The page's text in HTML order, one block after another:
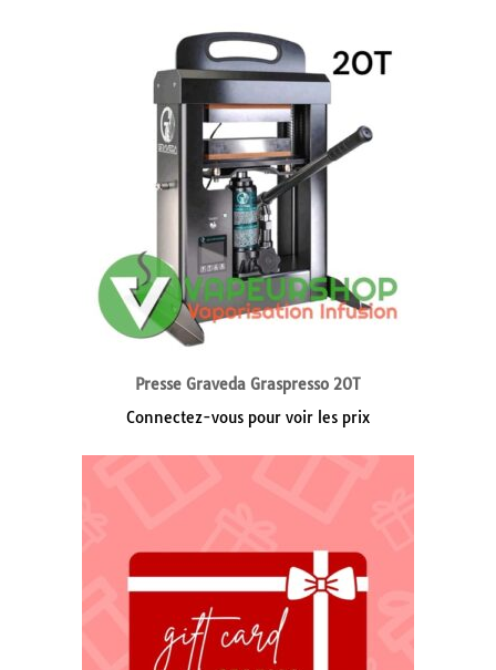
Presse Graveda Graspresso 20T
Connectez-vous pour voir les prix